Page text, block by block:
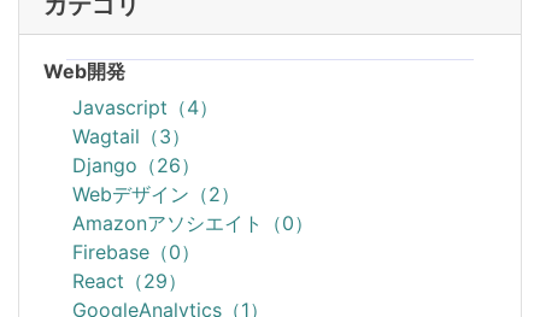
Web開発
Javascript（4）
Wagtail（3）
Django（26）
Webデザイン（2）
Amazonアソシエイト（0）
Firebase（0）
React（29）
GoogleAnalytics（1）